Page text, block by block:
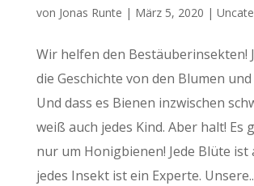
von Jonas Runte | März 5, 2020 |
Wir helfen den Bestäuberinsekten!
die Geschichte von den Blumen
Und dass es Bienen inzwischen
weiß auch jedes Kind. Aber halt! Es
nur um Honigbienen! Jede Blüte ist
jedes Insekt ist ein Experte.